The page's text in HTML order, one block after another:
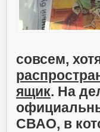
совсем,
ящик. На
СВАО, в